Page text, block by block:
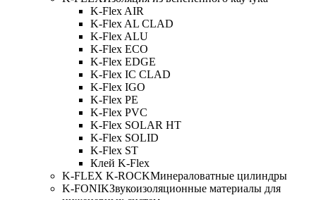
K-Flex AIR
K-Flex AL CLAD
K-Flex ALU
K-Flex ECO
K-Flex EDGE
K-Flex IC CLAD
K-Flex IGO
K-Flex PE
K-Flex PVC
K-Flex SOLAR HT
K-Flex SOLID
K-Flex ST
Клей K-Flex
K-FLEX K-ROCKМинераловатные цилиндры
K-FONIKЗвукоизоляционные материалы для